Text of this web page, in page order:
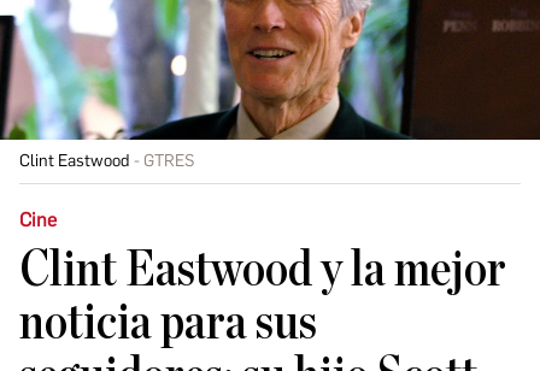
Clint Eastwood GTRES
Cine
Clint Eastwood y la mejor
noticia para sus